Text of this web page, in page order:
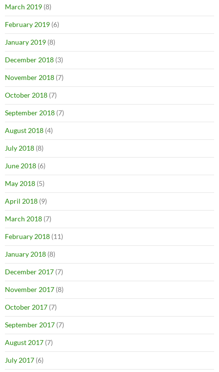
March 2019 (8)
February 2019 (6)
January 2019 (8)
December 2018 (3)
November 2018 (7)
October 2018 (7)
September 2018 (7)
August 2018 (4)
July 2018 (8)
June 2018 (6)
May 2018 (5)
April 2018 (9)
March 2018 (7)
February 2018 (11)
January 2018 (8)
December 2017 (7)
November 2017 (8)
October 2017 (7)
September 2017 (7)
August 2017 (7)
July 2017 (6)